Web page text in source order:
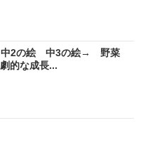
中2の絵 中3の絵→ 野菜
的な成長...